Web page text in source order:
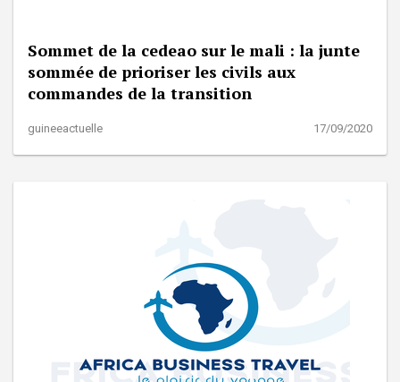
Sommet de la cedeao sur le mali : la junte
sommée de prioriser les civils aux
commandes de la transition
guineeactuelle 17/09/2020